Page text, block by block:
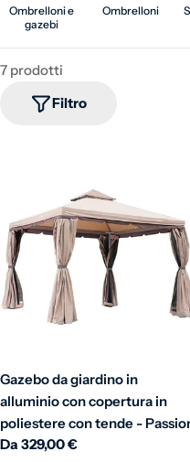
Ombrelloni e
gazebi
Ombrelloni
7 prodotti
Filtro
Gazebo da giardino in
alluminio con copertura in
poliestere con tende -
Prezzo normale
Da 329,00 €